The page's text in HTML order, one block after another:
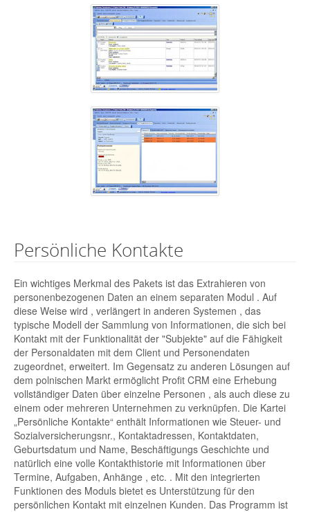
Persönliche Kontakte
Ein wichtiges Merkmal des Pakets ist das Extrahieren von
personenbezogenen Daten an einem separaten Modul . Auf
diese Weise wird , verlängert in anderen Systemen , das
typische Modell der Sammlung von Informationen, die sich bei
Kontakt mit der Funktionalität der "Subjekte" auf die Fähigkeit
der Personaldaten mit dem Client und Personendaten
zugeordnet, erweitert. Im Gegensatz zu anderen Lösungen auf
dem polnischen Markt ermöglicht Profit CRM eine Erhebung
vollständiger Daten über einzelne Personen , als auch diese zu
einem oder mehreren Unternehmen zu verknüpfen. Die Kartei
„Persönliche Kontakte“ enthält Informationen wie Steuer- und
Sozialversicherungsnr., Kontaktadressen, Kontaktdaten,
Geburtsdatum und Name, Beschäftigungs Geschichte und
natürlich eine volle Kontakthistorie mit Informationen über
Termine, Aufgaben, Anhänge , etc. . Mit den integrierten
Funktionen des Moduls bietet es Unterstützung für den
persönlichen Kontakt mit einzelnen Kunden. Das Programm ist